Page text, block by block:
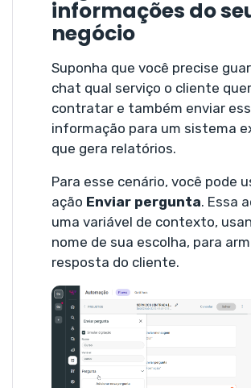
informações do
negócio
Suponha que você precise
chat qual serviço o cliente quer
contratar e também enviar
informação para um sistema
que gera relatórios.
Para esse cenário, você pode
ação Enviar pergunta. Essa
uma variável de contexto,
nome de sua escolha, para
resposta do cliente.